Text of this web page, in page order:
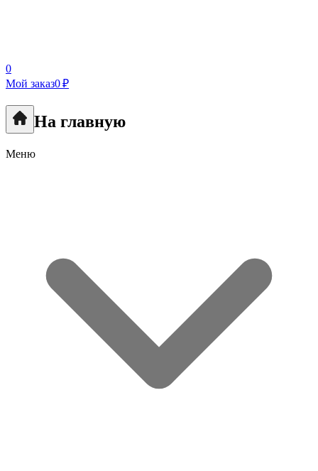
0
Мой заказ0 ₽
На главную
Меню